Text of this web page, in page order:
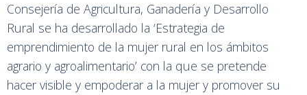
Consejería de Agricultura, Ganadería y Desarrollo
Rural se ha desarrollado la ‘Estrategia de
emprendimiento de la mujer rural en los ámbitos
agrario y agroalimentario’ con la que se pretende
hacer visible y empoderar a la mujer y promover su